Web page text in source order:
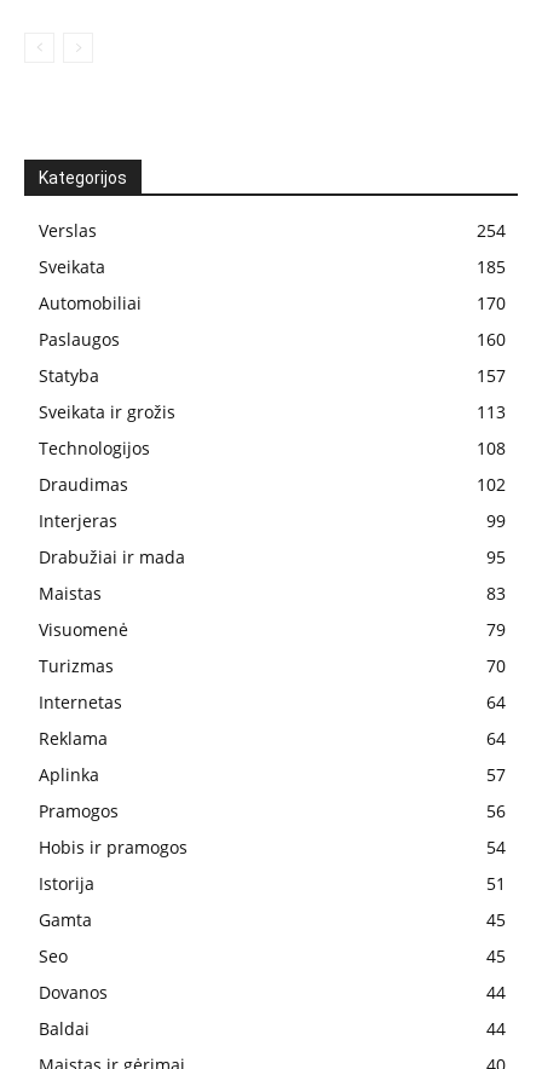
Kategorijos
Verslas
254
Sveikata
185
Automobiliai
170
Paslaugos
160
Statyba
157
Sveikata ir grožis
113
Technologijos
108
Draudimas
102
Interjeras
99
Drabužiai ir mada
95
Maistas
83
Visuomenė
79
Turizmas
70
Internetas
64
Reklama
64
Aplinka
57
Pramogos
56
Hobis ir pramogos
54
Istorija
51
Gamta
45
Seo
45
Dovanos
44
Baldai
44